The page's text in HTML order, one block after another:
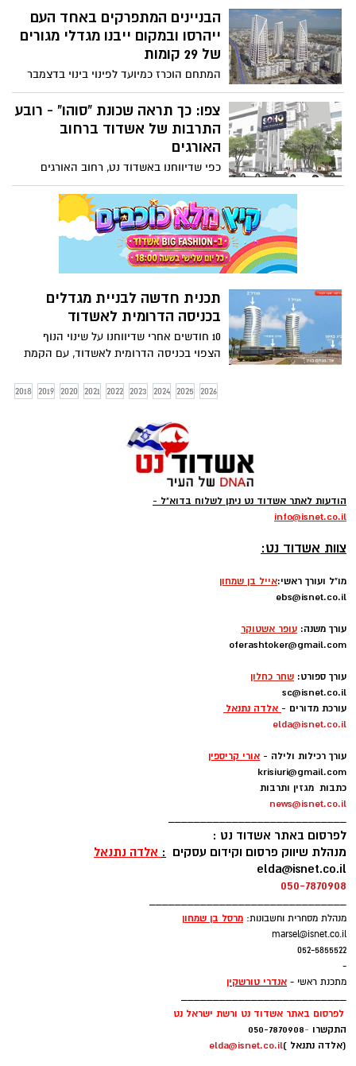
תעבור שיפוץ
הבניינים המתפרקים באחד העם
ייהרסו ובמקום ייבנו מגדלי מגורים
של 29 קומות
המתחם הוכרז כמיועד לפינוי בינוי בדצמבר
2017, במסגרת תכנית הפינוי בינוי ייהרסו 112
דירות ישנות ובמתחם שיפונה יבנו 505 יח"ד
בשלושה מגדלי מגורים. חזית הפרויקט תפנה
לרחוב הרצל ותחיל גם מסחר. הועדה
את הפרויקט
צפו: כך תראה שכונת "סוהו" - רובע
התרבות של אשדוד ברחוב
האורגים
כפי שדיווחנו באשדוד נט, רחוב האורגים
באשדוד הולך לעבור מהפך וישלב בתוכו
מגורים - הפרויקט הראשון שמתוכנן יוקם היכן
שכיום קיים מרכז הקניות "הכשרה סנטר"
ובעבר פעל במקום מפעל צמר אוסטרלי. כך
ייראה המתחם על פי התכנון
תכנית חדשה לבניית מגדלים
בכניסה הדרומית לאשדוד
10 חודשים אחרי שדיווחנו על שינוי הנוף
הצפוי בכניסה הדרומית לאשדוד, עם הקמת
דלק סונול - התכנית משתנה וכעת מבקשים
היזמים להקים שני מגדלים בשילוב מסחר,
משרדים ומגורים
2018 2019 2020 2021 2022 2023 2024 2025 2026
הודעות לאתר אשדוד נט ניתן לשלוח בדוא"ל -
info@isnet.co.il
צוות אשדוד נט:
מו"ל ועורך ראשי:אייל בן שמחון
ebs@isnet.co.il
עורך משנה: עופר אשטוקר
oferashtoker@gmail.com
עורך ספורט: שחר כחלון
sc@isnet.co.il
עורכת מדורים - אלדה נתנאל
elda@isnet.co.il
עורך רכילות ולילה - אורי קריספין
krisiuri@gmail.com
כתבות מגזין ותרבות
news@isnet.co.il
____________________________
לפרסום באתר אשדוד נט :
מנהלת שיווק פרסום וקידום עסקים : אלדה נתנאל
elda@isnet.co.il
050-7870908
_______________________________
מנהלת מסחרית וחשבונות: מרסל בן שמחון
marsel@isnet.co.il
052-5855522
-
מתכנת ראשי - אנדרי טורשקין
__________________________
לפרסום באתר אשדוד נט ורשת ישראל נט
התקשרו -
050-7870908
(אלדה נתנאל )elda@isnet.co.il